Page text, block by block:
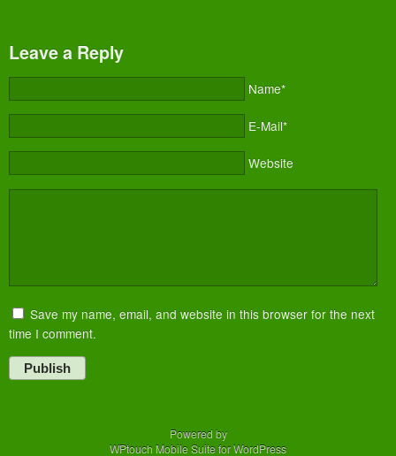
Leave a Reply
Name*
E-Mail*
Website
Save my name, email, and website in this browser for the next
time I comment.
Publish
Powered by
WPtouch Mobile Suite for WordPress